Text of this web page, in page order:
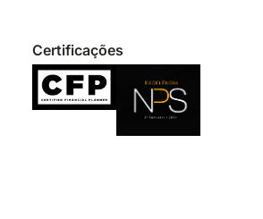
Certificações